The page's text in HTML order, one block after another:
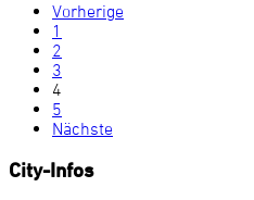
Vorherige
1
2
3
4
5
Nächste
City-Infos